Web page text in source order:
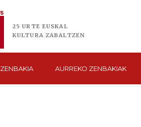
25 URTE EUSKAL
KULTURA ZABALTZEN
ZENBAKIA AURREKO ZENBAKIAK